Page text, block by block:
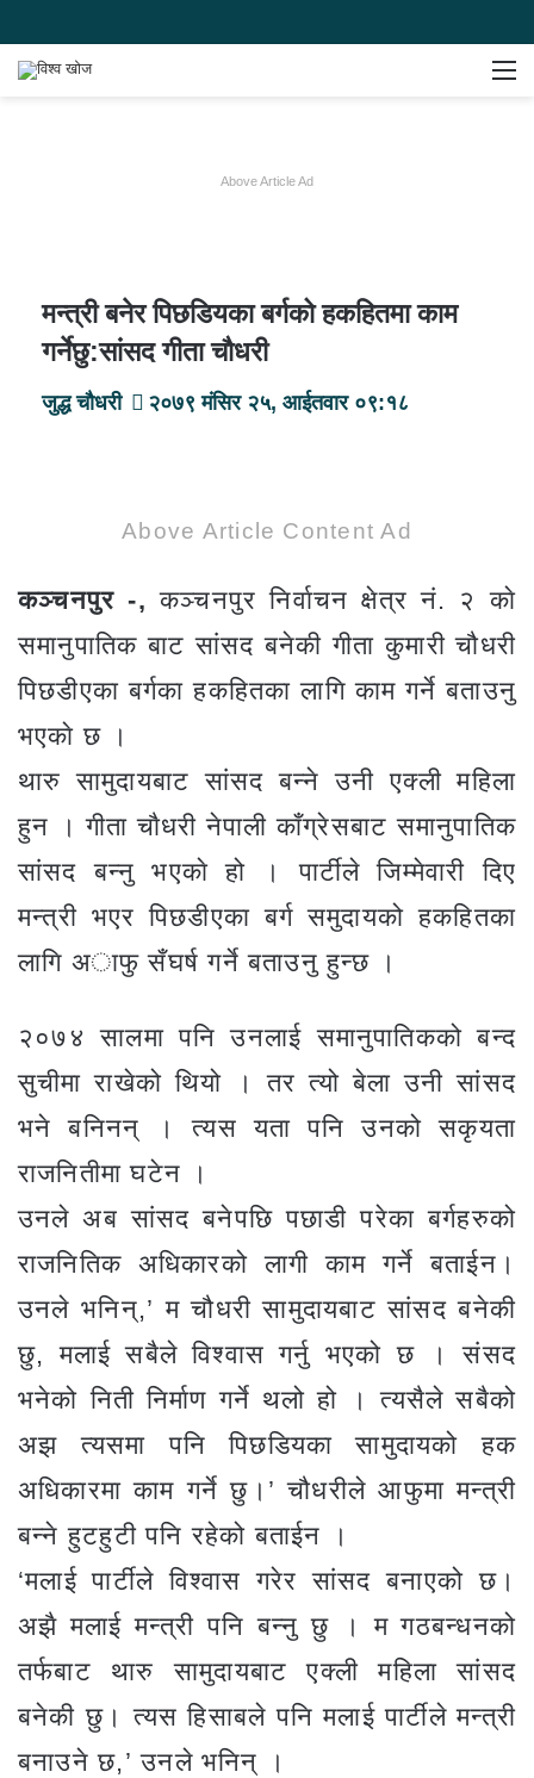
समाचार
Above Article Ad
मन्त्री बनेर पिछडियका बर्गको हकहितमा काम
गर्नेछु:सांसद गीता चाैधरी
जुद्ध चौधरी २०७९ मंसिर २५, आईतवार ०९:१८
Above Article Content Ad
कञ्चनपुर -, कञ्चनपुर निर्वाचन क्षेत्र नं. २ काे
समानुपातिक बाट सांसद बनेकी गीता कुमारी चौधरी
पिछडीएका बर्गका हकहितका लागि काम गर्ने बताउनु
भएकाे छ ।
थारु सामुदायबाट सांसद बन्ने उनी एक्ली महिला
हुन । गीता चाैधरी नेपाली काँग्रेसबाट समानुपातिक
सांसद बन्नु भएकाे हो । पार्टीले जिम्मेवारी दिए
मन्त्री भएर पिछडीएका बर्ग समुदायको हकहितका
लागि अाफु सँघर्ष गर्ने बताउनु हुन्छ ।
२०७४ सालमा पनि उनलाई समानुपातिकको बन्द
सुचीमा राखेको थियो । तर त्यो बेला उनी सांसद
भने बनिनन् । त्यस यता पनि उनको सकृयता
राजनितीमा घटेन ।
उनले अब सांसद बनेपछि पछाडी परेका बर्गहरुको
राजनितिक अधिकारको लागी काम गर्ने बताईन।
उनले भनिन्,’ म चौधरी सामुदायबाट सांसद बनेकी
छु, मलाई सबैले विश्वास गर्नु भएको छ । संसद
भनेको निती निर्माण गर्ने थलो हो । त्यसैले सबैको
अझ त्यसमा पनि पिछडियका सामुदायको हक
अधिकारमा काम गर्ने छु।’ चौधरीले आफुमा मन्त्री
बन्ने हुटहुटी पनि रहेको बताईन ।
‘मलाई पार्टीले विश्वास गरेर सांसद बनाएको छ।
अझै मलाई मन्त्री पनि बन्नु छु । म गठबन्धनको
तर्फबाट थारु सामुदायबाट एक्ली महिला सांसद
बनेकी छु। त्यस हिसाबले पनि मलाई पार्टीले मन्त्री
बनाउने छ,’ उनले भनिन् ।